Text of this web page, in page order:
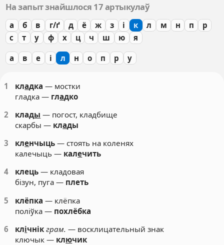
На запыт знайшлося 17 артыкулаў
а б в г/ґ д ё ж з і к л м н п
р
с
т у ф х ц ч ш ю я
а в е і л н о п р у
1 кладка — мостки
гладка — гладко
2
клады — погост, кладбище
скарбы — клады
3
кленчыць — стоять на коленях
калечыць — калечить
4
клець — кладовая
бізун, пуга — плеть
5
клёпка — клёпка
поліўка — похлёбка
6
клічнік грам. — восклицательный знак
ключык — ключик